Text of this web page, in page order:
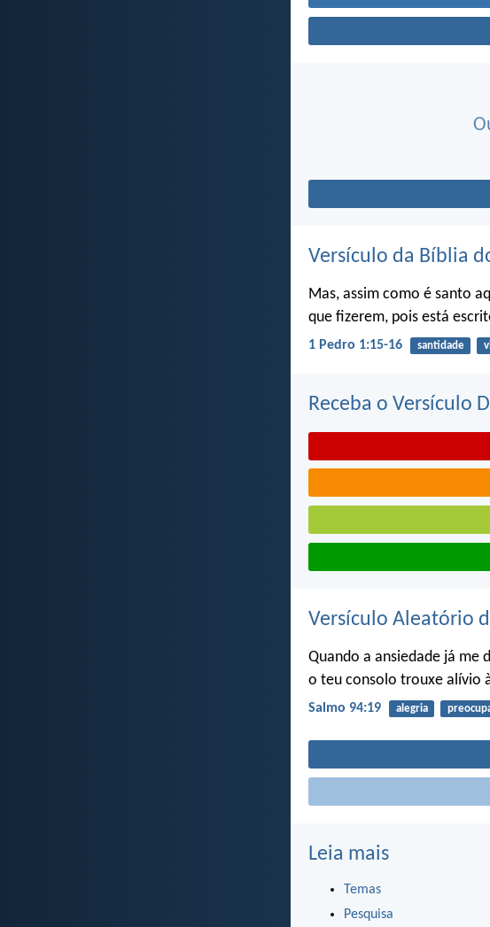
Versículo da Bíblia
Mas, assim como é santo
que fizerem, pois está
1 Pedro 1:15-16 santidade
Receba o Versículo
Versículo Aleatório
Quando a ansiedade já me
o teu consolo trouxe alívio
Salmo 94:19 alegria
Leia mais
Temas
Pesquisa